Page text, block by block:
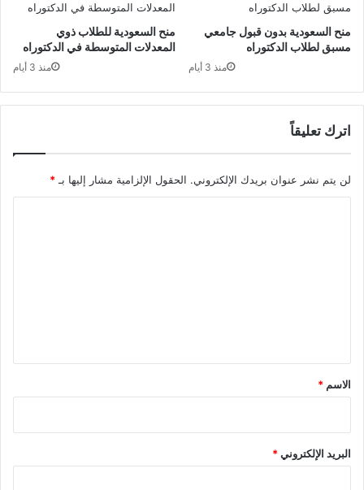
منح السعودية للطلاب ذوي
المعدلات المتوسطة في الدكتوراه
منذ 3 أيام
منح السعودية بدون قبول جامعي
مسبق لطلاب الدكتوراه
منذ 3 أيام
اترك تعليقاً
لن يتم نشر عنوان بريدك الإلكتروني. الحقول الإلزامية مشار إليها بـ *
*
الاسم *
البريد الإلكتروني*